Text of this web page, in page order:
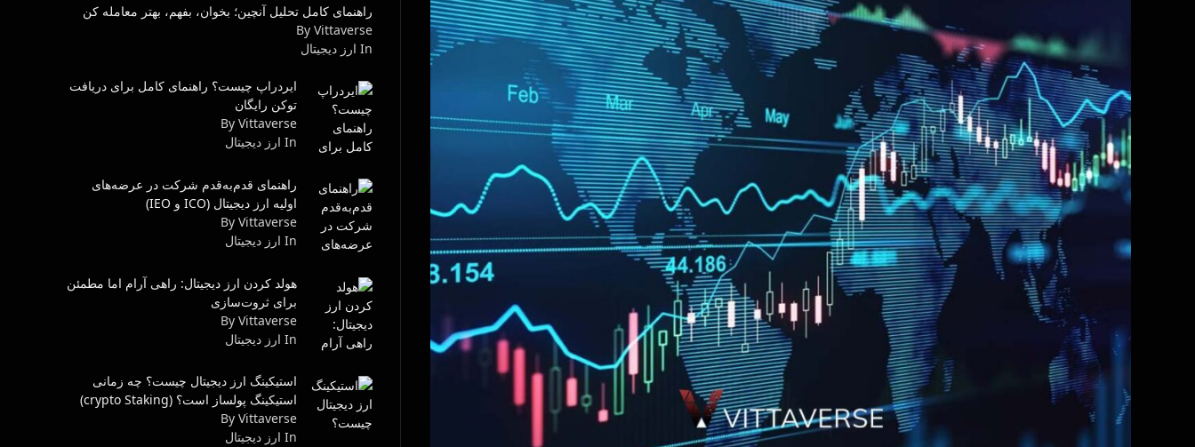
راهنمای کامل تحلیل آنچین؛ بخوان، بفهم، بهتر معامله کن
By Vittaverse
In ارز دیجیتال
ایردراپ چیست؟ راهنمای کامل برای دریافت
توکن رایگان
By Vittaverse
In ارز دیجیتال
راهنمای قدم‌به‌قدم شرکت در عرضه‌های
اولیه ارز دیجیتال (ICO و IEO)
By Vittaverse
In ارز دیجیتال
هولد کردن ارز دیجیتال: راهی آرام اما مطمئن
برای ثروت‌سازی
By Vittaverse
In ارز دیجیتال
استیکینگ ارز دیجیتال چیست؟ چه زمانی
استیکینگ پولساز است؟ (crypto Staking)
By Vittaverse
In ارز دیجیتال